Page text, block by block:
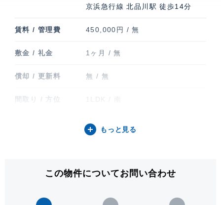
京浜急行線 北品川駅 徒歩14分
賃料 / 管理費 450,000円 / 無
敷金 / 礼金 1ヶ月 / 無
償却 / 更新料 無 / 無
間取り / 方位 1LDK / 南
67.78㎡ (20.50坪)
構造 / 総戸数 鉄骨鉄筋コンクリート造 / 261戸
もっと見る
この物件についてお問い合わせ